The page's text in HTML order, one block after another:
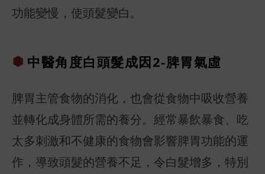
功能變慢，使頭髮變白。
中醫角度白頭髮成因2-脾胃氣虛
脾胃主管食物的消化，也會從食物中吸收營養
並轉化成身體所需的養分。經常暴飲暴食、吃
太多刺激和不健康的食物會影響脾胃功能的運
作，導致頭髮的營養不足，令白髮增多，特別